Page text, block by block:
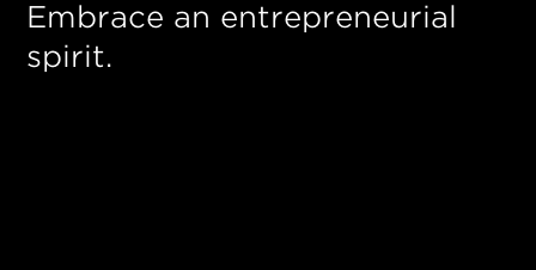
Embrace an entrepreneurial
spirit.